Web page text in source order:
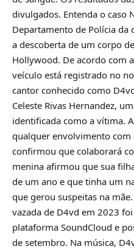
divulgados. Entenda o caso
Departamento de Polícia da
a descoberta de um corpo
Hollywood. De acordo com
veículo está registrado no
cantor conhecido como
Celeste Rivas Hernandez,
identificada como a vítima.
qualquer envolvimento com
confirmou que colaborará
menina afirmou que sua
de um ano e que tinha um
que gerou suspeitas na
vazada de D4vd em 2023
plataforma SoundCloud e
de setembro. Na música,